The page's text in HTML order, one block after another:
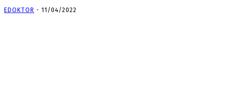
EDOKTOR - 11/04/2022